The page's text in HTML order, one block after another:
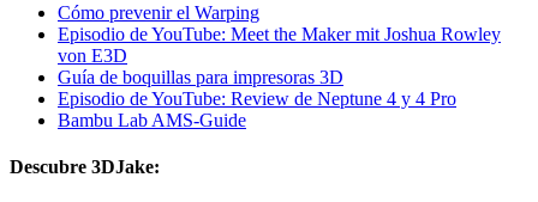
Cómo prevenir el Warping
Episodio de YouTube: Meet the Maker mit Joshua Rowley
von E3D
Guía de boquillas para impresoras 3D
Episodio de YouTube: Review de Neptune 4 y 4 Pro
Bambu Lab AMS-Guide
Descubre 3DJake: